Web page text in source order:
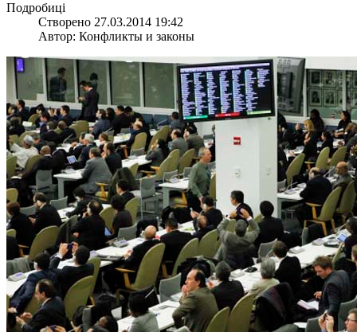
Подробиці
Створено 27.03.2014 19:42
Автор: Конфликты и законы